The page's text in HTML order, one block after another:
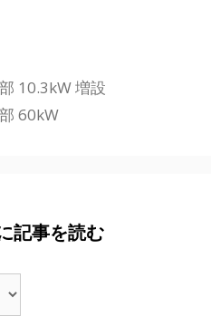
10.3kW 増設
60kW
記事を読む